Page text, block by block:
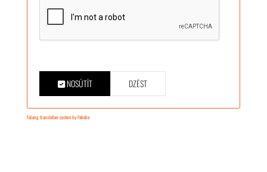
NOSŪTĪT DZĒST
FaLang translation system by Faboba